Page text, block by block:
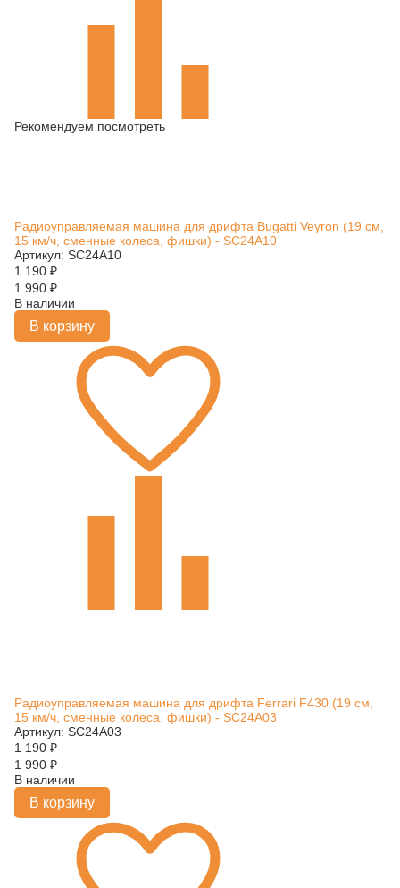
Рекомендуем посмотреть
Радиоуправляемая машина для дрифта Bugatti Veyron (19 см,
15 км/ч, сменные колеса, фишки) - SC24A10
Артикул: SC24A10
1 190 ₽
1 990 ₽
В наличии
В корзину
Радиоуправляемая машина для дрифта Ferrari F430 (19 см,
15 км/ч, сменные колеса, фишки) - SC24A03
Артикул: SC24A03
1 190 ₽
1 990 ₽
В наличии
В корзину